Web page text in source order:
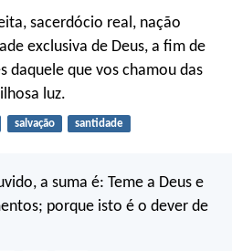
sacerdócio real, nação
exclusiva de Deus, a fim de
daquele que vos chamou das
luz.
salvação santidade
a suma é: Teme a Deus e
porque isto é o dever de